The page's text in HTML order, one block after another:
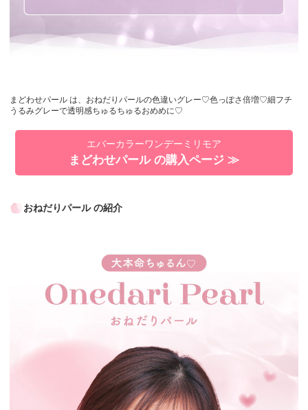
まどわせパール は、おねだりパールの色違いグレー♡色っぽさ倍増♡細フチ
うるみグレーで透明感ちゅるちゅるおめめに♡
エバーカラーワンデーミリモア
まどわせパール の購入ページ ≫
おねだりパール の紹介